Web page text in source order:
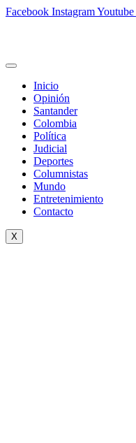
Facebook InstagramYoutube
Inicio
Opinión
Santander
Colombia
Política
Judicial
Deportes
Columnistas
Mundo
Entretenimiento
Contacto
X